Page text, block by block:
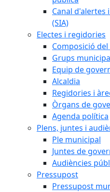
Canal d'alertes
(SIA)
Electes i regidories
Composició del
Grups
Equip de
Alcaldia
Regidories i
Òrgans de
Agenda política
Plens, juntes i
Ple municipal
Juntes de
Audiències
Pressupost
Pressupost